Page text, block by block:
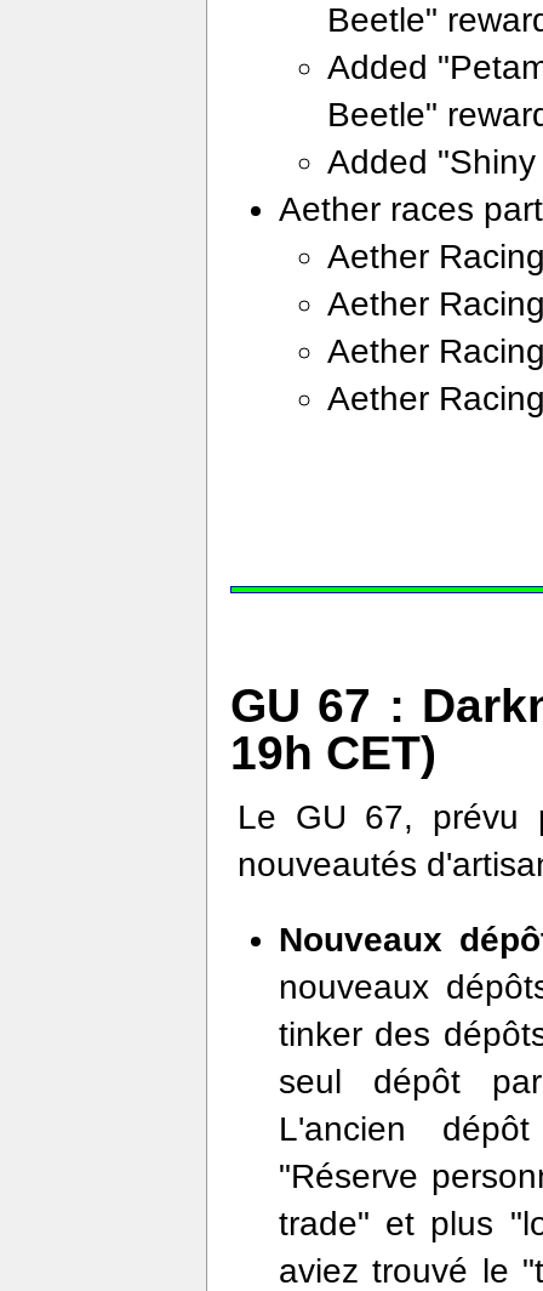
Beetle"
Added
Beetle"
Added
Aether races
Aether
Aether
Aether
Aether
GU 67 :
19h CET)
Le GU 67, prévu
nouveautés
Nouveaux
nouveaux
tinker des
seul dépôt
L'ancien
"Réserve
trade" et plus
aviez trouvé le